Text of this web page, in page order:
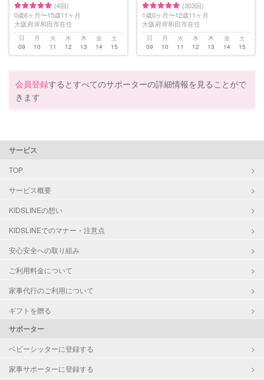
(4回)
0歳6ヶ月〜15歳11ヶ月
大阪府岸和田市在住
日
09
月
10
火
11
水
12
木
13
金
14
土
15
(303回)
1歳0ヶ月〜12歳11ヶ月
大阪府岸和田市在住
日
09
月
10
火
11
水
12
木
13
金
14
土
15
会員登録するとすべてのサポーターの詳細情報を見ることがで
きます
サービス
TOP
サービス概要
KIDSLINEの想い
KIDSLINEでのマナー・注意点
安心安全への取り組み
ご利用料金について
家事代行のご利用について
ギフトを贈る
サポーター
ベビーシッターに登録する
家事サポーターに登録する